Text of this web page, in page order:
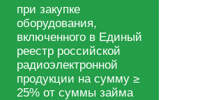
при закупке
оборудования,
включенного в Единый
реестр российской
радиоэлектронной
продукции на сумму ≥
25% от суммы займа